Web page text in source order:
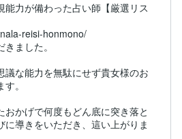
能力が備わった占い師【厳選リス
reisi-honmono/
ました。
議な能力を無駄にせず貴女様のお
。
おかげで何度もどん底に突き落と
に導きをいただき、這い上がりま